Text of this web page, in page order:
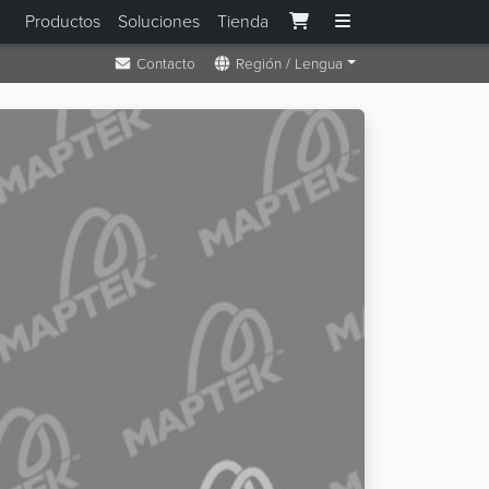
Productos Soluciones Tienda
Contacto Región / Lengua